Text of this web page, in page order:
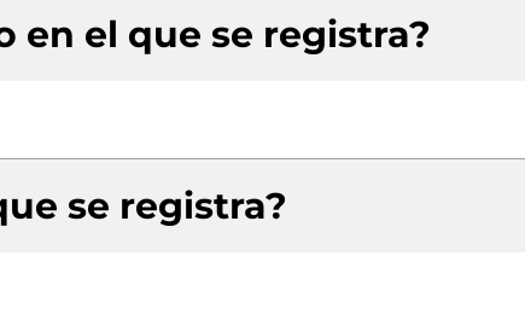
en el que se registra?
se registra?